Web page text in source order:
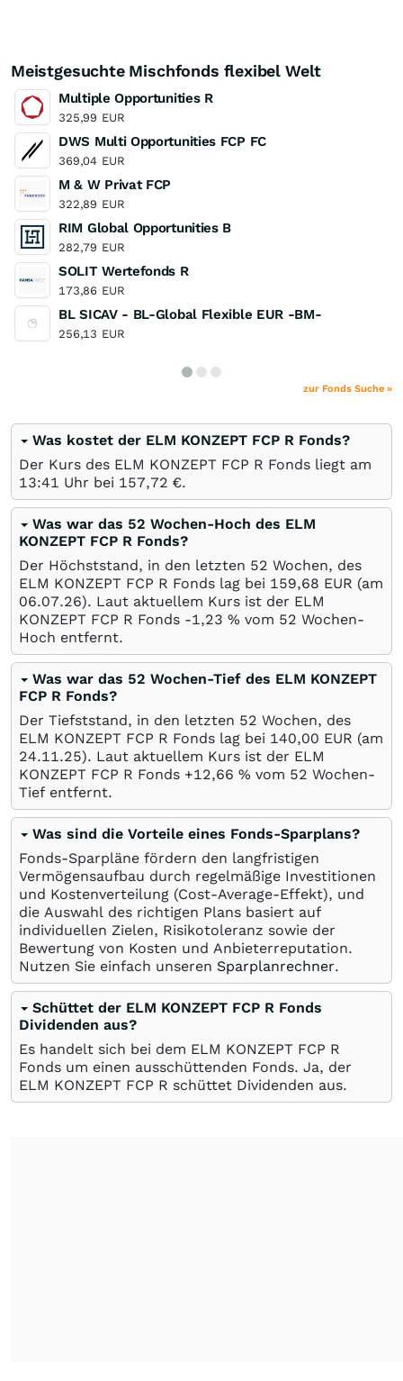
Meistgesuchte Mischfonds flexibel Welt
Multiple Opportunities R
325,99 EUR
DWS Multi Opportunities FCP FC
369,04 EUR
M & W Privat FCP
322,89 EUR
RIM Global Opportunities B
282,79 EUR
SOLIT Wertefonds R
173,86 EUR
BL SICAV - BL-Global Flexible EUR -BM-
256,13 EUR
zur Fonds Suche »
Was kostet der ELM KONZEPT FCP R Fonds?
Der Kurs des ELM KONZEPT FCP R Fonds liegt am
13:41 Uhr bei 157,72 €.
Was war das 52 Wochen-Hoch des ELM
KONZEPT FCP R Fonds?
Der Höchststand, in den letzten 52 Wochen, des
ELM KONZEPT FCP R Fonds lag bei 159,68 EUR (am
06.07.26). Laut aktuellem Kurs ist der ELM
KONZEPT FCP R Fonds -1,23 % vom 52 Wochen-
Hoch entfernt.
Was war das 52 Wochen-Tief des ELM KONZEPT
FCP R Fonds?
Der Tiefststand, in den letzten 52 Wochen, des
ELM KONZEPT FCP R Fonds lag bei 140,00 EUR (am
24.11.25). Laut aktuellem Kurs ist der ELM
KONZEPT FCP R Fonds +12,66 % vom 52 Wochen-
Tief entfernt.
Was sind die Vorteile eines Fonds-Sparplans?
Fonds-Sparpläne fördern den langfristigen
Vermögensaufbau durch regelmäßige Investitionen
und Kostenverteilung (Cost-Average-Effekt), und
die Auswahl des richtigen Plans basiert auf
individuellen Zielen, Risikotoleranz sowie der
Bewertung von Kosten und Anbieterreputation.
Nutzen Sie einfach unseren Sparplanrechner.
Schüttet der ELM KONZEPT FCP R Fonds
Dividenden aus?
Es handelt sich bei dem ELM KONZEPT FCP R
Fonds um einen ausschüttenden Fonds. Ja, der
ELM KONZEPT FCP R schüttet Dividenden aus.